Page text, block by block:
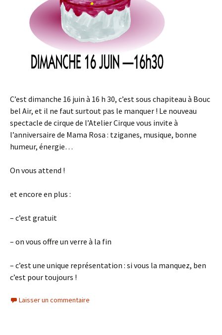
C’est dimanche 16 juin à 16 h 30, c’est sous chapiteau à Bouc
bel Air, et il ne faut surtout pas le manquer ! Le nouveau
spectacle de cirque de l’Atelier Cirque vous invite à
l’anniversaire de Mama Rosa : tziganes, musique, bonne
humeur, énergie…
On vous attend !
et encore en plus :
– c’est gratuit
– on vous offre un verre à la fin
– c’est une unique représentation : si vous la manquez, ben
c’est pour toujours !
Laisser un commentaire